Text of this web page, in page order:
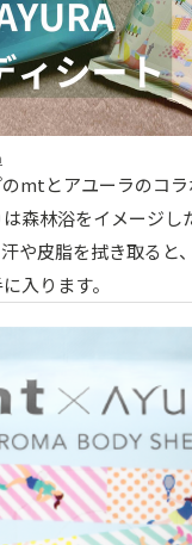
mtとアユーラのコ
森林浴をイメージし
や皮脂を拭き取ると
入ります。